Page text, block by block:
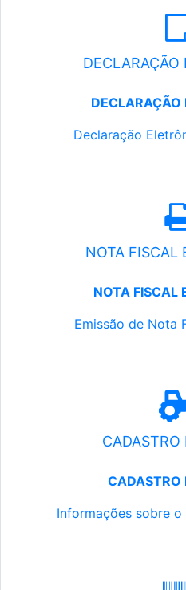
DECLARAÇÃO
DECLARAÇÃO
Declaração
NOTA FISCAL
NOTA FISCAL
Emissão de Nota
CADASTRO
CADASTRO
Informações sobre